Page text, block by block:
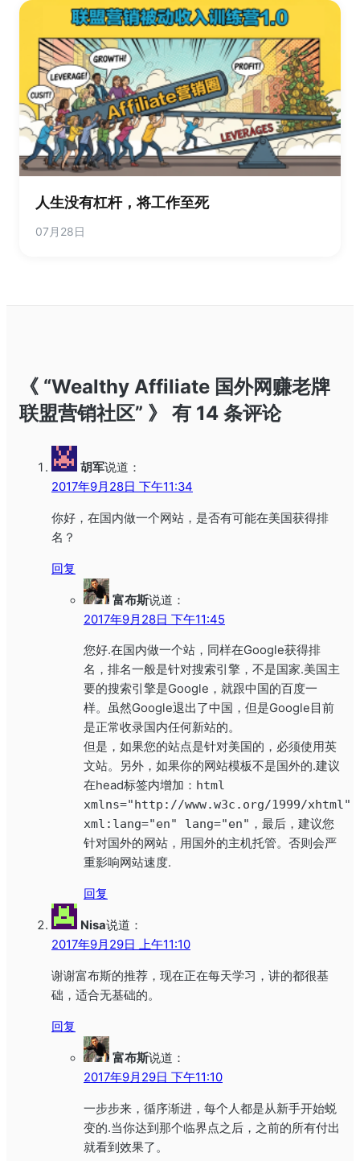
人生没有杠杆，将工作至死
07月28日
《 “Wealthy Affiliate 国外网赚老牌
联盟营销社区” 》 有 14 条评论
胡军说道：
2017年9月28日 下午11:34
你好，在国内做一个网站，是否有可能在美国获得排
名？
回复
富布斯说道：
2017年9月28日 下午11:45
您好.在国内做一个站，同样在Google获得排
名，排名一般是针对搜索引擎，不是国家.美国主
要的搜索引擎是Google，就跟中国的百度一
样。虽然Google退出了中国，但是Google目前
是正常收录国内任何新站的。
但是，如果您的站点是针对美国的，必须使用英
文站。另外，如果你的网站模板不是国外的.建议
在head标签内增加： html
xmlns="http://www.w3c.org/1999/xhtml"
xml:lang="en" lang="en" ，最后，建议您
针对国外的网站，用国外的主机托管。否则会严
重影响网站速度.
回复
Nisa说道：
2017年9月29日 上午11:10
谢谢富布斯的推荐，现在正在每天学习，讲的都很基
础，适合无基础的。
回复
富布斯说道：
2017年9月29日 下午11:10
一步步来，循序渐进，每个人都是从新手开始蜕
变的.当你达到那个临界点之后，之前的所有付出
就看到效果了。